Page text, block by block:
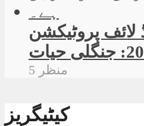
لائف پروٹیکشن
5 منظر
کیٹیگریز